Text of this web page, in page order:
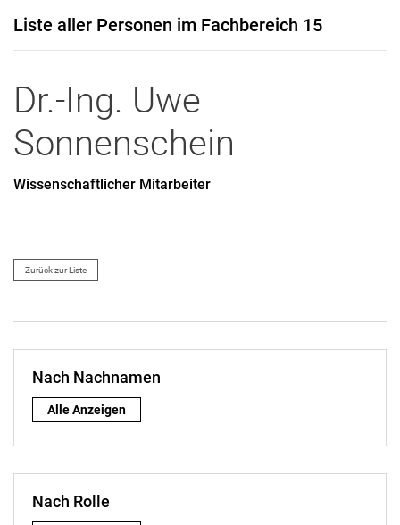
Liste aller Personen im Fachbereich 15
Dr.-Ing. Uwe
Sonnenschein
Wissenschaftlicher Mitarbeiter
Zurück zur Liste
Nach Nachnamen
Nach Nachnamen:
Alle Anzeigen
Nach Rolle